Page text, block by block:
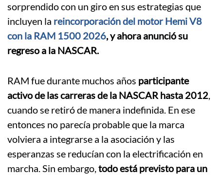
sorprendido con un giro en sus estrategias que
incluyen la reincorporación del motor Hemi V8
con la RAM 1500 2026, y ahora anunció su
regreso a la NASCAR.
RAM fue durante muchos años participante
activo de las carreras de la NASCAR hasta 2012,
cuando se retiró de manera indefinida. En ese
entonces no parecía probable que la marca
volviera a integrarse a la asociación y las
esperanzas se reducían con la electrificación en
marcha. Sin embargo,todo está previsto para un